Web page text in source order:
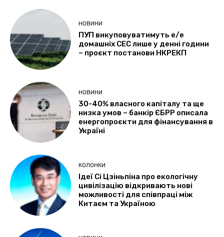
НОВИНИ
ПУП викуповуватимуть е/е
домашніх СЕС лише у денні години
– проєкт постанови НКРЕКП
НОВИНИ
30-40% власного капіталу та ще
низка умов – банкір ЄБРР описала
енергопроєкти для фінансування в
Україні
КОЛОНКИ
Ідеї Сі Цзіньпіна про екологічну
цивілізацію відкривають нові
можливості для співпраці між
Китаєм та Україною